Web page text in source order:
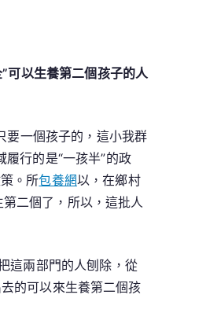
可以生養第二個孩子的人
要一個孩子的，這小我群
行的是“一孩半”的政
。所包養網以，在鄉村
二個了，所以，這批人
這兩部門的人刨除，從
的可以來生養第二個孩